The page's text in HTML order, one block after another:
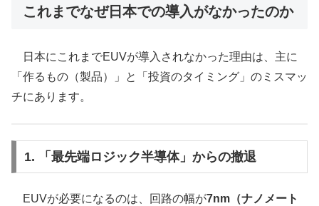
これまでなぜ日本での導入がなかったのか
日本にこれまでEUVが導入されなかった理由は、主に
「作るもの（製品）」と「投資のタイミング」のミスマッ
チにあります。
1. 「最先端ロジック半導体」からの撤退
EUVが必要になるのは、回路の幅が7nm（ナノメート